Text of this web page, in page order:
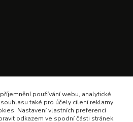
používání webu, analytické
také pro účely cílení reklamy
Nastavení vlastních preferencí
odkazem ve spodní části stránek.